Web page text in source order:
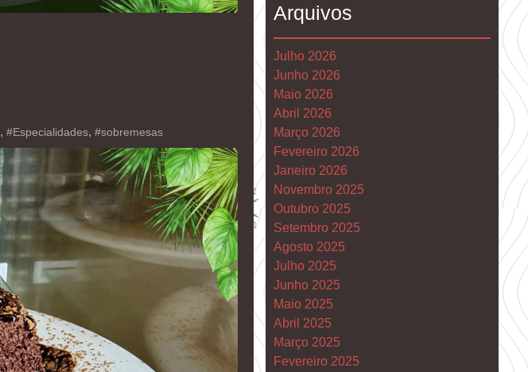
, #Especialidades, #sobremesas
Arquivos
Julho 2026
Junho 2026
Maio 2026
Abril 2026
Março 2026
Fevereiro 2026
Janeiro 2026
Novembro 2025
Outubro 2025
Setembro 2025
Agosto 2025
Julho 2025
Junho 2025
Maio 2025
Abril 2025
Março 2025
Fevereiro 2025